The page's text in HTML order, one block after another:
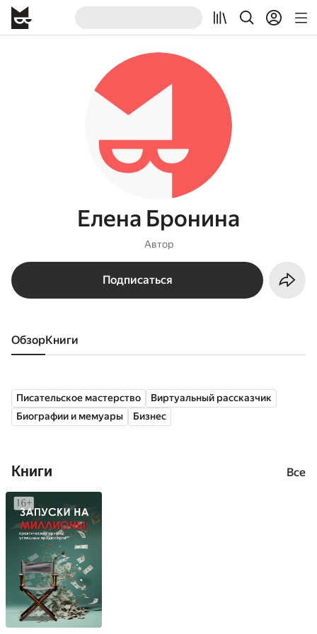
Елена Бронина
Автор
Подписаться
Обзор книги
Писательское мастерство
Виртуальный рассказчик
Биографии и мемуары
Бизнес
Книги Все